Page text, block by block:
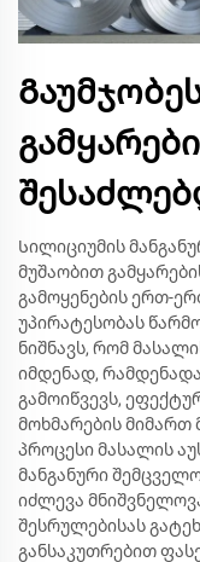
Სილიციუმის
მუშაობით
გამოყენების ერთ-
უპირატესობას
ნიშნავს, რომ
იმდენად,
გამოიწვევს,
მოხმარების მიმართ
პროცესი მასალის
მანგანური
იძლევა
შესრულებისას
განსაკუთრებით